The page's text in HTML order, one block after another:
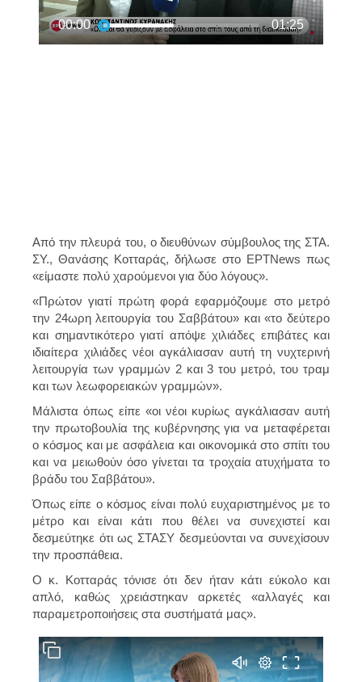
Από την πλευρά του, ο διευθύνων σύμβουλος της ΣΤΑ.
ΣΥ., Θανάσης Κοτταράς, δήλωσε στο ΕΡΤΝews πως
«είμαστε πολύ χαρούμενοι για δύο λόγους».
«Πρώτον γιατί πρώτη φορά εφαρμόζουμε στο μετρό
την 24ωρη λειτουργία του Σαββάτου» και «το δεύτερο
και σημαντικότερο γιατί απόψε χιλιάδες επιβάτες και
ιδιαίτερα χιλιάδες νέοι αγκάλιασαν αυτή τη νυχτερινή
λειτουργία των γραμμών 2 και 3 του μετρό, του τραμ
και των λεωφορειακών γραμμών».
Μάλιστα όπως είπε «οι νέοι κυρίως αγκάλιασαν αυτή
την πρωτοβουλία της κυβέρνησης για να μεταφέρεται
ο κόσμος και με ασφάλεια και οικονομικά στο σπίτι του
και να μειωθούν όσο γίνεται τα τροχαία ατυχήματα το
βράδυ του Σαββάτου».
Όπως είπε ο κόσμος είναι πολύ ευχαριστημένος με το
μέτρο και είναι κάτι που θέλει να συνεχιστεί και
δεσμεύτηκε ότι ως ΣΤΑΣΥ δεσμεύονται να συνεχίσουν
την προσπάθεια.
Ο κ. Κοτταράς τόνισε ότι δεν ήταν κάτι εύκολο και
απλό, καθώς χρειάστηκαν αρκετές «αλλαγές και
παραμετροποιήσεις στα συστήματά μας».